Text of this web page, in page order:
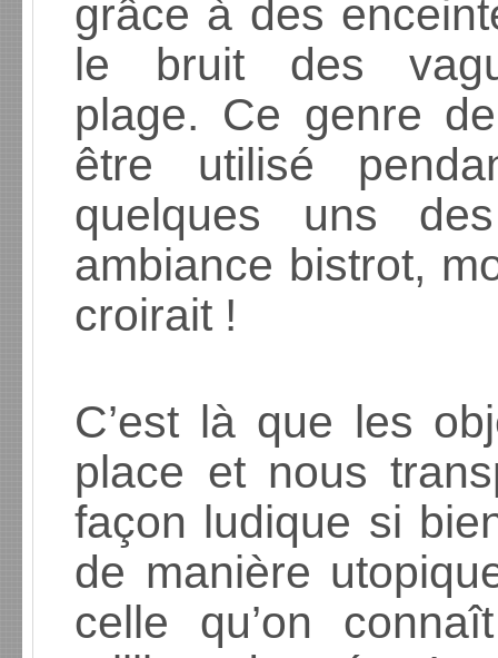
grâce à des
le bruit des
plage. Ce genre
être utilisé
quelques uns
ambiance bistrot,
croirait !
C’est là que les
place et nous
façon ludique si
de manière
celle qu’on